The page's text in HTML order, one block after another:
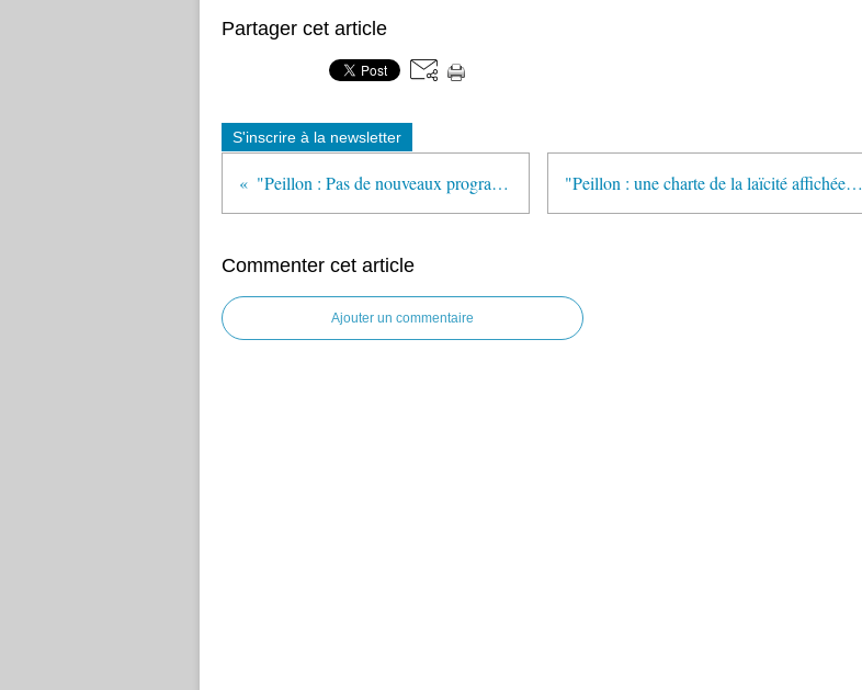
Partager cet article
S'inscrire à la newsletter
"Peillon : Pas de nouveaux programmes avant la rentrée 2015" (Café pédagogique) "Peillon : une charte de la laïcité affichée dans les écoles fin septembre" (AFP via VousNousIls.fr)
Commenter cet article
Ajouter un commentaire